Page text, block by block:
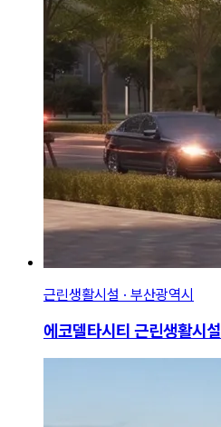
근린생활시설 · 부산광역시
에코델타시티 근린생활시설